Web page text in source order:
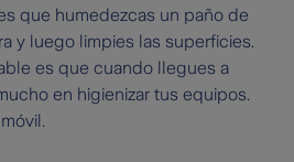
que humedezcas un paño de
y luego limpies las superficies.
es que cuando llegues a
en higienizar tus equipos.